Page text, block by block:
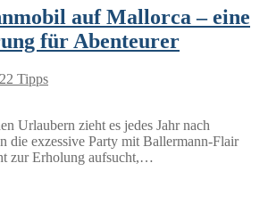
auf Mallorca – eine
für Abenteurer
Tipps
Urlaubern zieht es jedes Jahr nach
die exzessive Party mit Ballermann-Flair
zur Erholung aufsucht,…